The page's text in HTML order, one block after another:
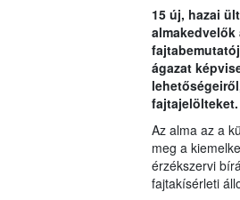
15 új, hazai
almakedvelők
ágazat
fajtajelölteket.
Az alma az a
meg a
érzékszervi
fajtakísérleti